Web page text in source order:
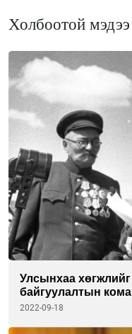
Холбоотой мэдээ
Улсынхаа хөгжлийг
байгуулалтын командлагч ЮМЖААГИЙН
ЦЭДЭНБАЛ
2022-09-18